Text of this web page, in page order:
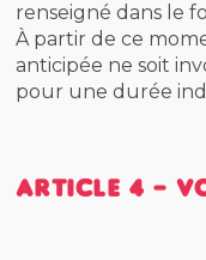
renseigné dans le
À partir de ce
anticipée ne soit
pour une durée
Article 4 -